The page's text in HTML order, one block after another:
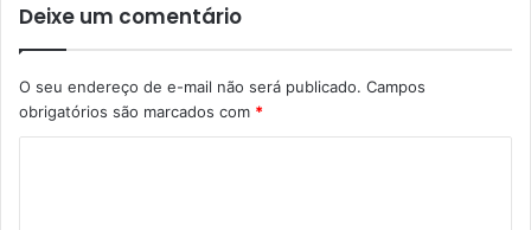
Deixe um comentário
O seu endereço de e-mail não será publicado. Campos
obrigatórios são marcados com *